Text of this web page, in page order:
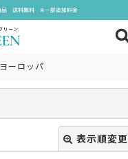
ヨーロッパ
表示順変更